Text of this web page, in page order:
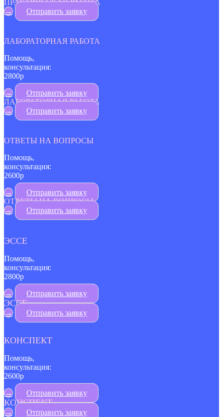
ПРАКТИЧЕСКАЯ РАБОТА
→
Отправить заявку
ЛАБОРАТОРНАЯ РАБОТА
Помощь,
консультация:
2800р
→
Отправить заявку
ЛАБОРАТОРНАЯ РАБОТА
→
Отправить заявку
ОТВЕТЫ НА ВОПРОСЫ
Помощь,
консультация:
2600р
→
Отправить заявку
ОТВЕТЫ НА ВОПРОСЫ
→
Отправить заявку
ЭССЕ
Помощь,
консультация:
2800р
→
Отправить заявку
ЭССЕ
→ Отправить заявку
КОНСПЕКТ
Помощь,
консультация:
2600р
→
Отправить заявку
КОНСПЕКТ
→ Отправить заявку